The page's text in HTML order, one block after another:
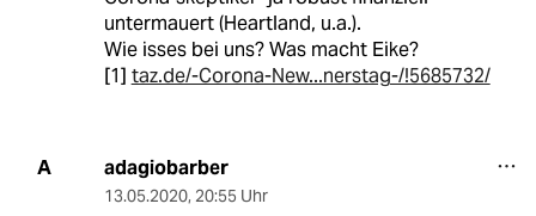
untermauert (Heartland, u.a.).
Wie isses bei uns? Was macht Eike?
[1] taz.de/-Corona-New...nerstag-/!5685732/
A adagiobarber
13.05.2020, 20:55 Uhr